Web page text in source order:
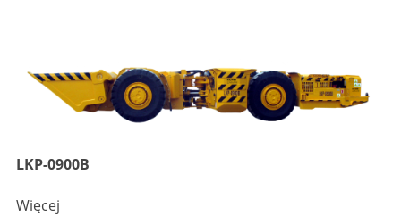
LKP-0900B
Więcej